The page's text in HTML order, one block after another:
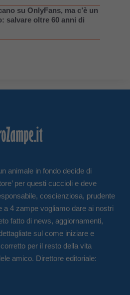
su OnlyFans, ma c’è un
salvare oltre 60 anni di
animale in fondo decide di
per questi cuccioli e deve
coscienziosa, prudente
a 4 zampe vogliamo dare ai nostri
fatto di news, aggiornamenti,
sul come iniziare e
per il resto della vita
amico. Direttore editoriale: